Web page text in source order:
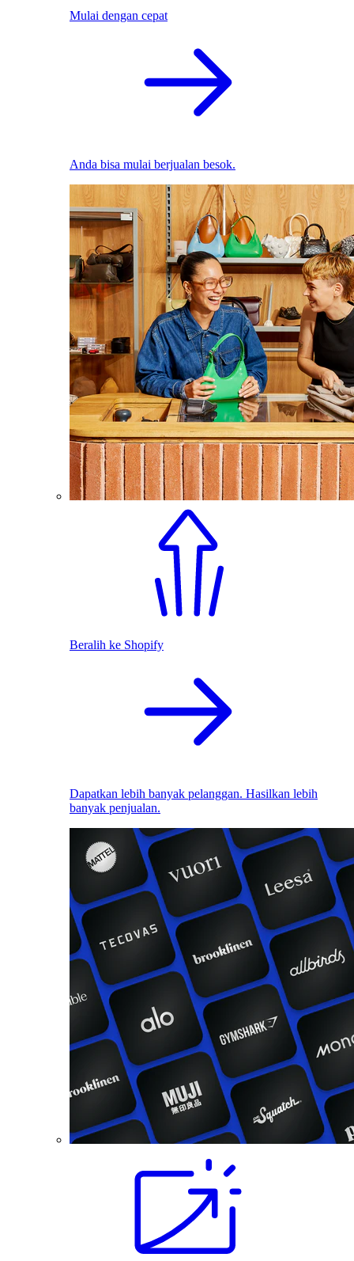
Mulai dengan cepat
Anda bisa mulai berjualan besok.
Beralih ke Shopify
Dapatkan lebih banyak pelanggan. Hasilkan lebih
banyak penjualan.